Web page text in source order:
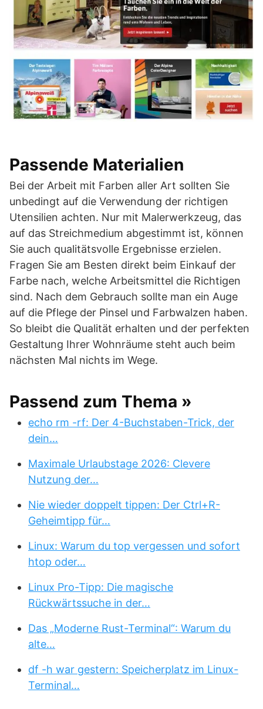
Passende Materialien
Bei der Arbeit mit Farben aller Art sollten Sie
unbedingt auf die Verwendung der richtigen
Utensilien achten. Nur mit Malerwerkzeug, das
auf das Streichmedium abgestimmt ist, können
Sie auch qualitätsvolle Ergebnisse erzielen.
Fragen Sie am Besten direkt beim Einkauf der
Farbe nach, welche Arbeitsmittel die Richtigen
sind. Nach dem Gebrauch sollte man ein Auge
auf die Pflege der Pinsel und Farbwalzen haben.
So bleibt die Qualität erhalten und der perfekten
Gestaltung Ihrer Wohnräume steht auch beim
nächsten Mal nichts im Wege.
Passend zum Thema »
echo rm -rf: Der 4-Buchstaben-Trick, der
dein…
Maximale Urlaubstage 2026: Clevere
Nutzung der…
Nie wieder doppelt tippen: Der Ctrl+R-
Geheimtipp für…
Linux: Warum du top vergessen und sofort
htop oder…
Linux Pro-Tipp: Die magische
Rückwärtssuche in der…
Das „Moderne Rust-Terminal“: Warum du
alte…
df -h war gestern: Speicherplatz im Linux-
Terminal…